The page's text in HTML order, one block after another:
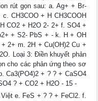
rút gọn sau: a. Ag+ + Br-
CH3COO + H CH3COOH
CO2 + H2O 2- 2+ f. SO4 +
+ S2- PbS + - k. H + OH
2+ m. 2H + Cu(OH)2 Cu +
Loại 3: Điền khuyết phản
cho các phản ứng theo sơ
Ca3(PO4)2 + ? ? + CaSO4
? + CO2 + H2O - 15 -
e. FeS + ? ? + FeCl2. f.